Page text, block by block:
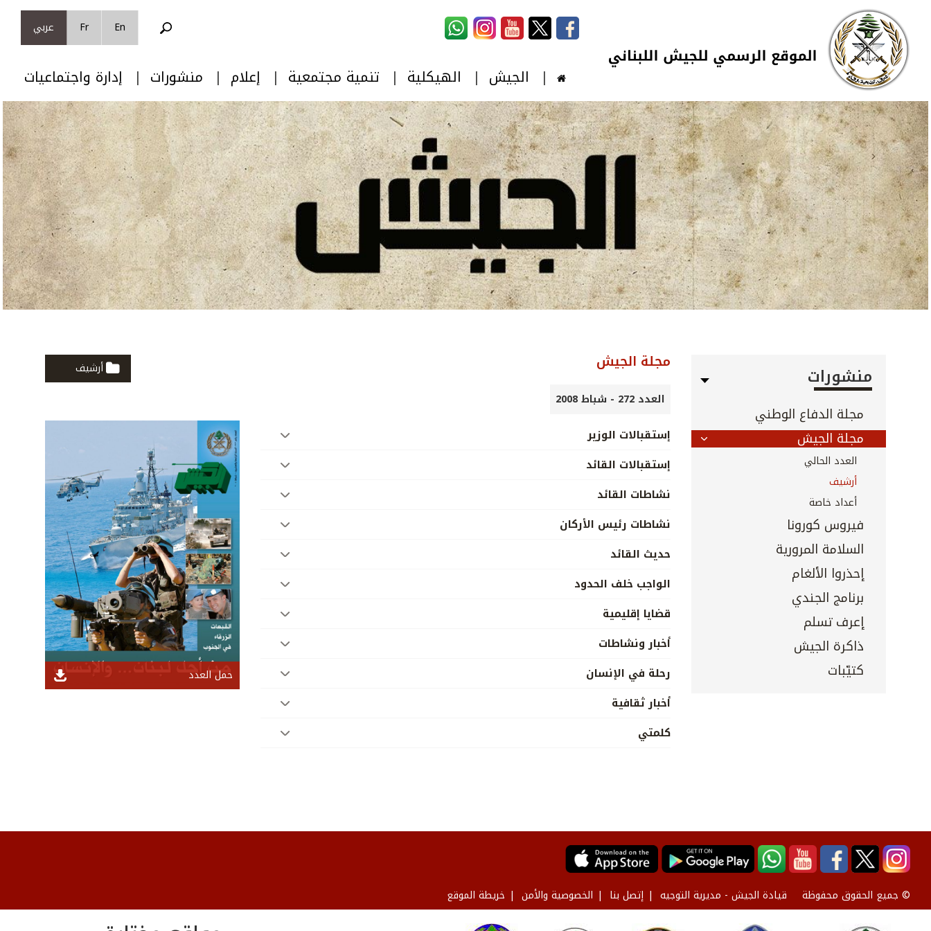
تجاوز إلى المحتوى الرئيسي
Skip to navigation
En
Fr عربي
الجيش الهيكلية تنمية مجتمعية إعلام منشورات إدارة واجتماعيات
منشورات
مجلة الدفاع الوطني
مجلة الجيش
العدد الحالي
أرشيف
أعداد خاصة
فيروس كورونا
السلامة المرورية
إحذروا الألغام
برنامج الجندي
إعرف تسلم
ذاكرة الجيش
كتيّبات
مجلة الجيش
أرشيف
العدد 272 - شباط 2008
إستقبالات الوزير
إستقبالات القائد
نشاطات القائد
نشاطات رئيس الأركان
حديث القائد
الواجب خلف الحدود
قضايا إقليمية
أخبار ونشاطات
رحلة في الإنسان
أخبار ثقافية
كلمتي
حمل العدد
© جميع الحقوق محفوظة قيادة الجيش - مديرية التوجيه إتصل بنا الخصوصية والأمن خريطة الموقع